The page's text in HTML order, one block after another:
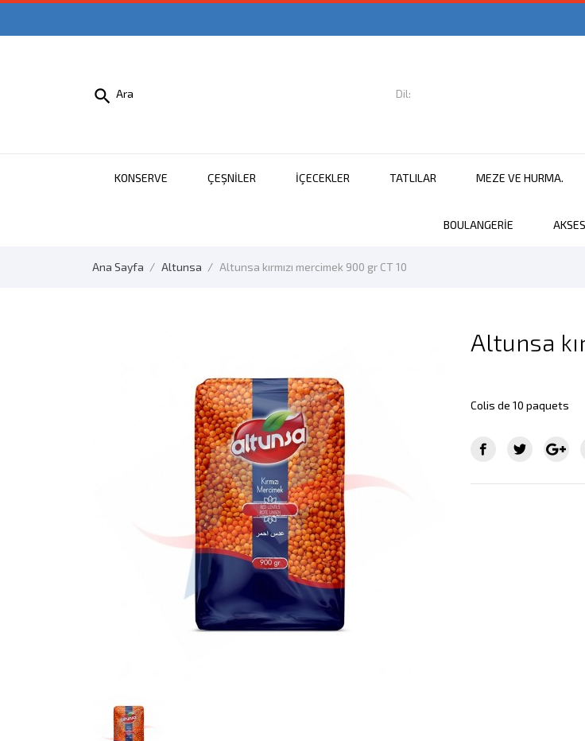
 Ara
Dil:
KONSERVE ÇEŞNILER İÇECEKLER TATLILAR MEZE VE HURMA.
BOULANGERIE
Ana Sayfa Altunsa Altunsa kırmızı mercimek 900 gr CT 10
Altunsa
Colis de 10 paquets